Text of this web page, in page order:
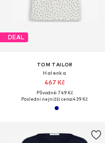
DEAL
TOM TAILOR
Halenka
467 Kč
Původně: 749 Kč
Poslední nejnižší cena:439 Kč